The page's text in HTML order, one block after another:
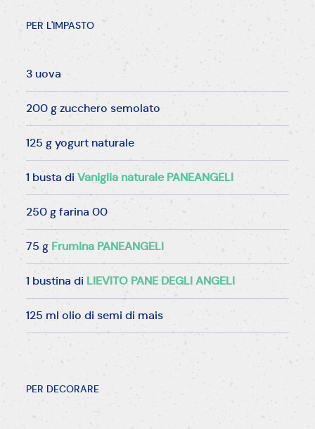
PER L'IMPASTO
3 uova
200 g zucchero semolato
125 g yogurt naturale
1 busta diVaniglia naturale PANEANGELI
250 g farina 00
75 g Frumina PANEANGELI
1 bustina di LIEVITO PANE DEGLI ANGELI
125 ml olio di semi di mais
PER DECORARE